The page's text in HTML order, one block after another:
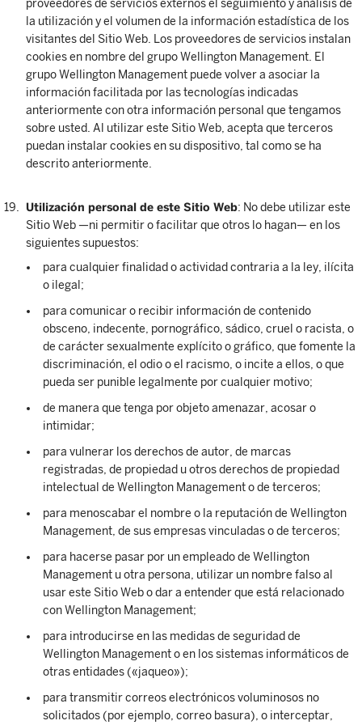
proveedores de servicios externos el seguimiento y análisis de
la utilización y el volumen de la información estadística de los
visitantes del Sitio Web. Los proveedores de servicios instalan
cookies en nombre del grupo Wellington Management. El
grupo Wellington Management puede volver a asociar la
información facilitada por las tecnologías indicadas
anteriormente con otra información personal que tengamos
sobre usted. Al utilizar este Sitio Web, acepta que terceros
puedan instalar cookies en su dispositivo, tal como se ha
descrito anteriormente.
Utilización personal de este Sitio Web: No debe utilizar este
Sitio Web —ni permitir o facilitar que otros lo hagan— en los
siguientes supuestos:
para cualquier finalidad o actividad contraria a la ley, ilícita
o ilegal;
para comunicar o recibir información de contenido
obsceno, indecente, pornográfico, sádico, cruel o racista, o
de carácter sexualmente explícito o gráfico, que fomente la
discriminación, el odio o el racismo, o incite a ellos, o que
pueda ser punible legalmente por cualquier motivo;
de manera que tenga por objeto amenazar, acosar o
intimidar;
para vulnerar los derechos de autor, de marcas
registradas, de propiedad u otros derechos de propiedad
intelectual de Wellington Management o de terceros;
para menoscabar el nombre o la reputación de Wellington
Management, de sus empresas vinculadas o de terceros;
para hacerse pasar por un empleado de Wellington
Management u otra persona, utilizar un nombre falso al
usar este Sitio Web o dar a entender que está relacionado
con Wellington Management;
para introducirse en las medidas de seguridad de
Wellington Management o en los sistemas informáticos de
otras entidades («jaqueo»);
para transmitir correos electrónicos voluminosos no
solicitados (por ejemplo, correo basura), o interceptar,